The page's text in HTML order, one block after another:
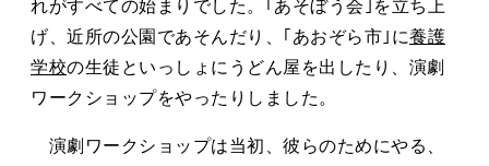
れがすべての始まりでした。｢あそぼう会｣を立ち上
げ、近所の公園であそんだり、｢あおぞら市｣に養護
学校の生徒といっしょにうどん屋を出したり、演劇
ワークショップをやったりしました。
演劇ワークショップは当初、彼らのためにやる、